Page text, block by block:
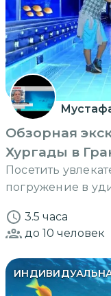
Обзорная
Хургады в
Посетить
погружение в
3.5 часа
до 10 человек